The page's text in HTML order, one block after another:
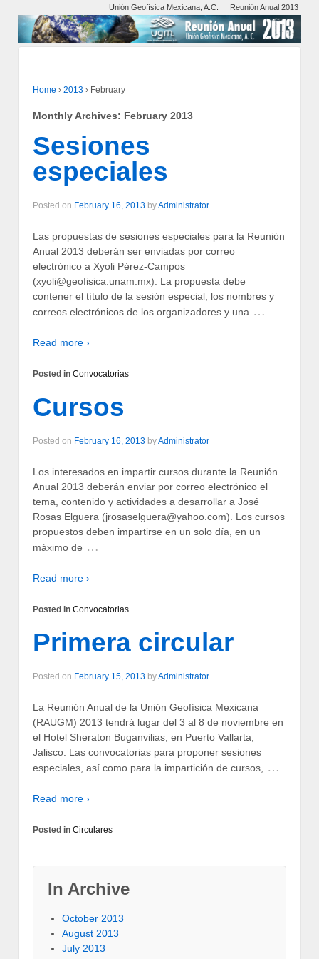
Unión Geofísica Mexicana, A.C. Reunión Anual 2013
Home › 2013 › February
Monthly Archives: February 2013
Sesiones
especiales
Posted on February 16, 2013 byAdministrator
Las propuestas de sesiones especiales para la Reunión
Anual 2013 deberán ser enviadas por correo
electrónico a Xyoli Pérez-Campos
(xyoli@geofisica.unam.mx). La propuesta debe
contener el título de la sesión especial, los nombres y
correos electrónicos de los organizadores y una …
Read more ›
Posted in Convocatorias
Cursos
Posted on February 16, 2013 byAdministrator
Los interesados en impartir cursos durante la Reunión
Anual 2013 deberán enviar por correo electrónico el
tema, contenido y actividades a desarrollar a José
Rosas Elguera (jrosaselguera@yahoo.com). Los cursos
propuestos deben impartirse en un solo día, en un
máximo de …
Read more ›
Posted in Convocatorias
Primera circular
Posted on February 15, 2013 byAdministrator
La Reunión Anual de la Unión Geofísica Mexicana
(RAUGM) 2013 tendrá lugar del 3 al 8 de noviembre en
el Hotel Sheraton Buganvilias, en Puerto Vallarta,
Jalisco. Las convocatorias para proponer sesiones
especiales, así como para la impartición de cursos,
…
Read more ›
Posted in Circulares
In Archive
October 2013
August 2013
July 2013